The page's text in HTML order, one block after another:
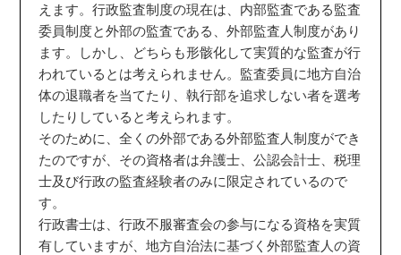
えます。行政監査制度の現在は、内部監査である監査
委員制度と外部の監査である、外部監査人制度があり
ます。しかし、どちらも形骸化して実質的な監査が行
われているとは考えられません。監査委員に地方自治
体の退職者を当てたり、執行部を追求しない者を選考
したりしていると考えられます。
そのために、全くの外部である外部監査人制度ができ
たのですが、その資格者は弁護士、公認会計士、税理
士及び行政の監査経験者のみに限定されているので
す。
行政書士は、行政不服審査会の参与になる資格を実質
有していますが、地方自治法に基づく外部監査人の資